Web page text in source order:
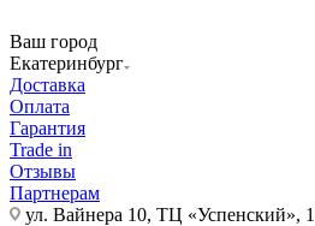
Ваш город
Екатеринбург
Доставка
Оплата
Гарантия
Trade in
Отзывы
Партнерам
ул. Вайнера 10, ТЦ «Успенский»,